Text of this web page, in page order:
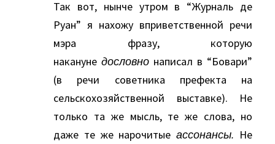
Так вот, нынче утром в “Журналь де
Руан” я нахожу вприветственной речи
мэра фразу, которую
наканунедословно написал в “Бовари”
(в речи советника префекта на
сельскохозяйственной выставке). Не
только та же мысль, те же слова, но
даже те же нарочитыеассонансы. Не